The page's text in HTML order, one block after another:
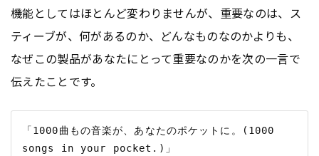
機能としてはほとんど変わりませんが、重要なのは、ス
ティーブが、何があるのか、どんなものなのかよりも、
なぜこの製品があなたにとって重要なのかを次の一言で
伝えたことです。
「1000曲もの音楽が、あなたのポケットに。(1000